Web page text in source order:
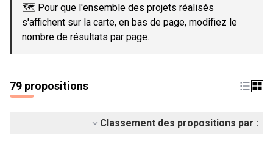
🗺️ Pour que l'ensemble des projets réalisés
s'affichent sur la carte, en bas de page, modifiez le
nombre de résultats par page.
79 propositions
Classement des propositions par :